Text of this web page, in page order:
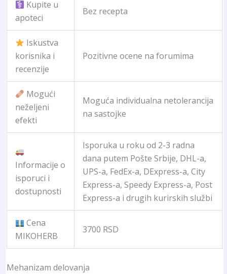
Kupite u
apoteci
Bez recepta
Iskustva
korisnika i
recenzije
Pozitivne ocene na forumima
Mogući
neželjeni
efekti
Moguća individualna netolerancija
na sastojke
Informacije o
isporuci i
dostupnosti
Isporuka u roku od 2-3 radna
dana putem Pošte Srbije, DHL-a,
UPS-a, FedEx-a, DExpress-a, City
Express-a, Speedy Express-a, Post
Express-a i drugih kurirskih službi
Cena
MIKOHERB
3700 RSD
Mehanizam delovanja